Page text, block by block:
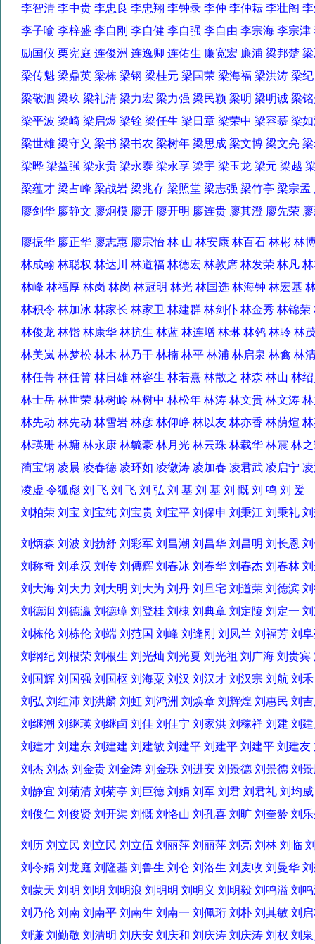
李智清 李中贵 李忠良 李忠翔 李钟录 李仲 李仲耘 李壮阁
李子喻 李梓盛 李自刚 李自健 李自强 李自由 李宗海 李宗
励国仪 栗宪庭 连俊洲 连逸卿 连佑生 廉宽宏 廉浦 梁邦楚
梁传魁 梁鼎英 梁栋 梁钢 梁桂元 梁国荣 梁海福 梁洪涛 梁
梁敬泗 梁玖 梁礼清 梁力宏 梁力强 梁民颖 梁明 梁明诚 梁
梁平波 梁崎 梁启煜 梁铨 梁任生 梁日章 梁荣中 梁容慕 梁
梁世雄 梁守义 梁书 梁书农 梁树年 梁思成 梁文博 梁文亮
梁晔 梁益强 梁永贵 梁永泰 梁永享 梁宇 梁玉龙 梁元 梁越
梁蕴才 梁占峰 梁战岩 梁兆存 梁照堂 梁志强 梁竹亭 梁宗
廖剑华 廖静文 廖炯模 廖开 廖开明 廖连贵 廖其澄 廖先荣
廖振华 廖正华 廖志惠 廖宗怡 林 山 林安康 林百石 林彬
林成翰 林聪权 林达川 林道福 林德宏 林敦席 林发荣 林凡
林峰 林福厚 林岗 林岗 林冠明 林光 林国选 林海钟 林宏基
林积令 林加冰 林家长 林家卫 林建群 林剑仆 林金秀 林锦
林俊龙 林锴 林康华 林抗生 林蓝 林连增 林琳 林鸰 林聆
林美岚 林梦松 林木 林乃干 林楠 林平 林浦 林启泉 林禽
林任菁 林任箐 林日雄 林容生 林若熹 林散之 林森 林山 林
林士岳 林世荣 林树岭 林树中 林松年 林涛 林文贵 林文涛
林先动 林先动 林雪岩 林彦 林仰峥 林以友 林亦香 林荫煊
林瑛珊 林墉 林永康 林毓豪 林月光 林云珠 林载华 林震 林
蔺宝钢 凌晨 凌春德 凌环如 凌徽涛 凌加春 凌君武 凌启宁
凌虚 令狐彪 刘 飞 刘 飞 刘 弘 刘 基 刘 基 刘 慨 刘 鸣 刘
刘柏荣 刘宝 刘宝纯 刘宝贵 刘宝平 刘保申 刘秉江 刘秉礼
刘炳森 刘波 刘勃舒 刘彩军 刘昌潮 刘昌华 刘昌明 刘长恩
刘称奇 刘承汉 刘传 刘傳辉 刘春冰 刘春华 刘春杰 刘春林
刘大海 刘大力 刘大明 刘大为 刘丹 刘旦宅 刘道荣 刘德滨
刘德润 刘德瀛 刘德璋 刘登桂 刘棣 刘典章 刘定陵 刘定一
刘栋伦 刘栋伦 刘端 刘范国 刘峰 刘逢刚 刘凤兰 刘福芳 刘
刘纲纪 刘根荣 刘根生 刘光灿 刘光夏 刘光祖 刘广海 刘贵
刘国辉 刘国强 刘国枢 刘海粟 刘汉 刘汉才 刘汉宗 刘航 刘
刘弘 刘红沛 刘洪麟 刘虹 刘鸿洲 刘焕章 刘辉煌 刘惠民 刘
刘继潮 刘继瑛 刘继卣 刘佳 刘佳宁 刘家洪 刘稼祥 刘建 刘
刘建才 刘建东 刘建建 刘建敏 刘建平 刘建平 刘建平 刘建
刘杰 刘杰 刘金贵 刘金涛 刘金珠 刘进安 刘景德 刘景德 刘
刘静宜 刘菊清 刘菊亭 刘巨德 刘娟 刘军 刘君 刘君礼 刘均
刘俊仁 刘俊贤 刘开渠 刘慨 刘恪山 刘孔喜 刘旷 刘奎龄 刘
刘历 刘立民 刘立民 刘立伍 刘丽萍 刘丽萍 刘亮 刘林 刘临
刘令娟 刘龙庭 刘隆基 刘鲁生 刘仑 刘洛生 刘麦收 刘曼华
刘蒙天 刘明 刘明 刘明浪 刘明明 刘明义 刘明毅 刘鸣溢 刘
刘乃伦 刘南 刘南平 刘南生 刘南一 刘佩珩 刘朴 刘其敏 刘
刘谦 刘勤敬 刘清明 刘庆安 刘庆和 刘庆涛 刘庆涛 刘权 刘